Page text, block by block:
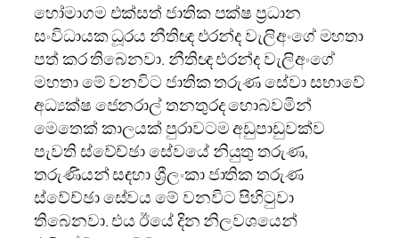
හෝමාගම එක්සත් ජාතික පක්ෂ ප්‍රධාන
සංවිධායක ධූරය නීතිඥ එරන්ද වැලිඅංගේ මහතා
පත් කර තිබෙනවා. නීතිඥ එරන්ද වැලිඅංගේ
මහතා මේ වනවිට ජාතික තරුණ සේවා සභාවේ
අධ්‍යක්ෂ ජෙනරාල් තනතුරද හොබවමින්
මෙතෙක් කාලයක් පුරාවටම අඩුපාඩුවක්ව
පැවති ස්වේච්ඡා සේවයේ නියුතු තරුණ,
තරුණියන් සඳහා ශ්‍රීලංකා ජාතික තරුණ
ස්වේච්ඡා සේවය මේ වනවිට පිහිටුවා
තිබෙනවා. එය ඊයේ දින නිලවශයෙන්